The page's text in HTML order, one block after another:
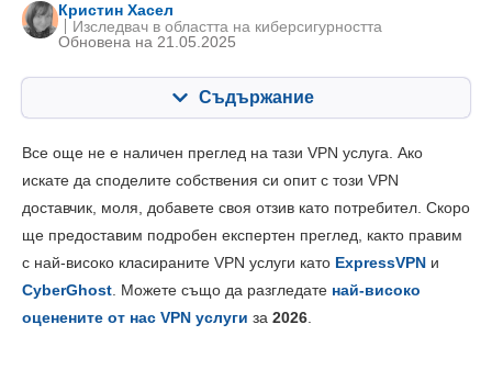
Кристин Хасел
Oбновена на 21.05.2025
Изследвач в областта на киберсигурността
Съдържание
Ключови опции 6.8
Инсталиране и приложения 8.0
Надеждност и поддръжка 6.0
Все още не е наличен преглед на тази VPN услуга. Ако
искате да споделите собствения си опит с този VPN
доставчик, моля, добавете своя отзив като потребител. Скоро
ще предоставим подробен експертен преглед, както правим
с най-високо класираните VPN услуги като ExpressVPN и
CyberGhost. Можете също да разгледате най-високо
оценените от нас VPN услуги за 2026.